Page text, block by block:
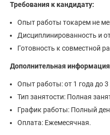
Требования к кандидату:
Опыт работы токарем не
Дисциплинированность и
Готовность к совместной
Дополнительная
Опыт работы: от 1 года до 3
Тип занятости: Полная
График работы: Полный
Оплата: Ежемесячная.